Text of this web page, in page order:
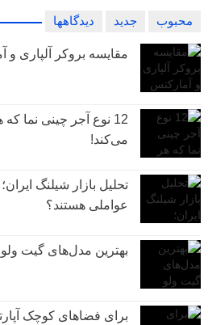
محبوب جدید دیدگاهها
مقایسه بروکر آلپاری و
12 نوع آجر چینی نما
می‌کند!
تحلیل بازار شیلنگ
عواملی هستند؟
بهترین مدل‌های گیت
برای فضاهای کوچک